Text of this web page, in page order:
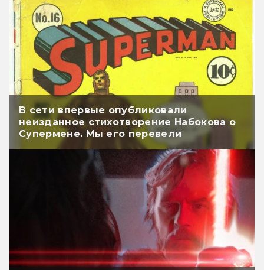
В сети впервые опубликовали
неизданное стихотворение Набокова о
Супермене. Мы его перевели